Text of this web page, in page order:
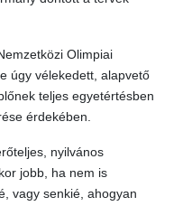
Olimpiai
úgy vélekedett, alapvető
teljes egyetértésben
érdekében.
nyilvános
jobb, ha nem is
vagy senkié, ahogyan